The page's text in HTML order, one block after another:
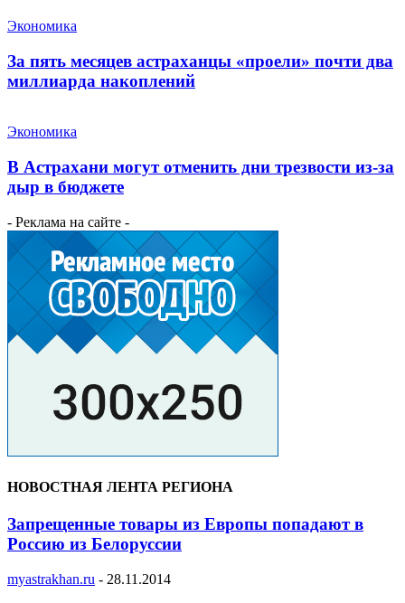
Экономика
За пять месяцев астраханцы «проели» почти два
миллиарда накоплений
Экономика
В Астрахани могут отменить дни трезвости из-за
дыр в бюджете
- Реклама на сайте -
НОВОСТНАЯ ЛЕНТА РЕГИОНА
Запрещенные товары из Европы попадают в
Россию из Белоруссии
myastrakhan.ru - 28.11.2014